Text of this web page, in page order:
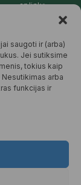
saugoti ir (arba)
Jei sutiksime
tokius kaip
arba
funkcijas ir
aplinką –
draugiškos tiek
Jums, tiek
gamtai.
DAUGIAU